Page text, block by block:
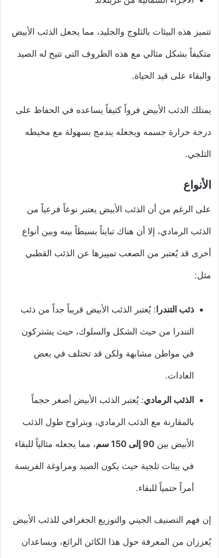
تتميز هذه البيئات بالثلوج والجليد، مما يجعل الذئب الأبيض
متكيفاً بشكل مثالي مع هذه الظروف التي تتيح له الصيد
والبقاء على قيد الحياة.
يمتلك الذئب الأبيض فرواً كثيفاً يساعده في الحفاظ على
درجة حرارة جسمه ويجعله يندمج بسهولة مع محيطه
الثلجي.
الأنواع
على الرغم من أن الذئب الأبيض يعتبر نوعاً فرعياً من
الذئب الرمادي، إلا أن هناك تبايناً بسيطاً بينه وبين أنواع
أخرى قد يُعتبر من الصعب تمييزها عن الذئب القطبي
مثل:
ذئب التندرا : يُعتبر الذئب الأبيض قريباً جداً من ذئب
التندرا من حيث الشكل والسلوك، حيث يشتركون
في مواطن مشابهة ولكن قد تختلف في بعض
العادات.
الذئب الرمادي: يُعتبر الذئب الأبيض أصغر حجماً
بالمقارنة مع الذئب الرمادي، ويتراوح طول الذئب
الأبيض بين 90 إلى 150 سم ، مما يجعله مثالياً للبقاء
في بيئات ثلجية حيث يكون الصيد ومراوغة الفريسة
أمراً حتمياً للبقاء.
إن فهم التصنيف الجيني والتوزيع الجغرافي للذئب الأبيض
يُعززان من المعرفة حول هذا الكائن الرائع، ويساعدان